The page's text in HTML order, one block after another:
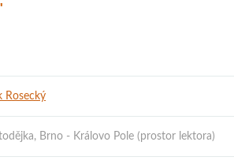
Rosecký
Brno - Královo Pole (prostor lektora)